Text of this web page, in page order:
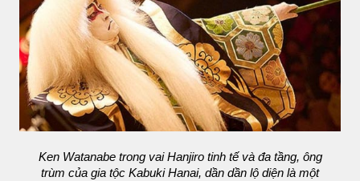
Ken Watanabe trong vai Hanjiro tinh tế và đa tầng, ông
trùm của gia tộc Kabuki Hanai, dần dần lộ diện là một